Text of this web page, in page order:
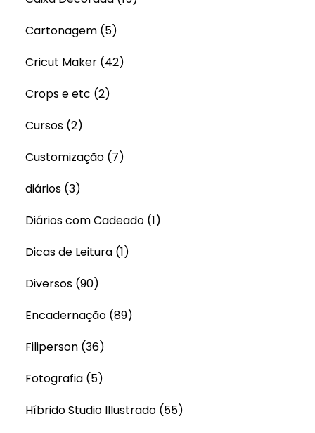
Cartonagem (5)
Cricut Maker (42)
Crops e etc (2)
Cursos (2)
Customização (7)
diários (3)
Diários com Cadeado (1)
Dicas de Leitura (1)
Diversos (90)
Encadernação (89)
Filiperson (36)
Fotografia (5)
Híbrido Studio Illustrado (55)